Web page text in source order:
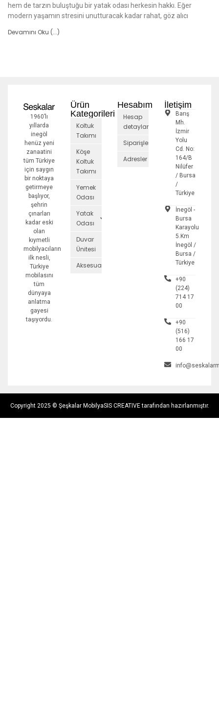
hem de tarzın buluştuğu bir yatak odası herkesin hakkı. Eğer
modern yaşamın stresini unutturacak kadar rahat, göz alıcı
Devamını Oku (...)
1960’lı
yıllarda
inegöl
henüz yeni
zanaatini
tüm Türkiye
için saygın
bir noktaya
getirmeye
başlıyor,
şehrin
çınarları
kadar eski
olan
kıymetli
mobilyacıların
ilk nesli,
Türkiye
mobilasını
tüm
dünyaya
anlatma
gayesi
taşıyordu.
Ürün
Kategorileri
Koltuk
Takımı
Köşe
Koltuk
Takımı
Yemek
Odası
Yatak
Odası
Duvar
Ünitesi
Aksesuarlar
Hesabım
Hesap
detayları
Siparişler
Adresler
İletişim
Barış
Mh.
İzmir
Yolu
Cd. No:
164/B
Nilüfer
/ Bursa
/
Türkiye
İnegöl -
Bursa
Karayolu
5.Km
İnegöl /
Bursa /
Türkiye
+90
(224)
714 17
00
+90
(516)
166 17
00
Copyright 2025 © Şeşkalar MobilyaSIS CREATIVE tarafından hazırlanmıştır.